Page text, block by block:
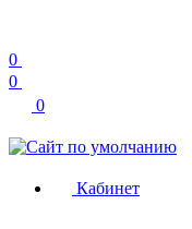
0
0
0
Кабинет